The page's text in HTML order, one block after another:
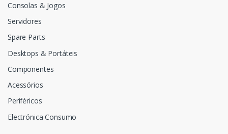
Consolas & Jogos
Servidores
Spare Parts
Desktops & Portáteis
Componentes
Acessórios
Periféricos
Electrónica Consumo